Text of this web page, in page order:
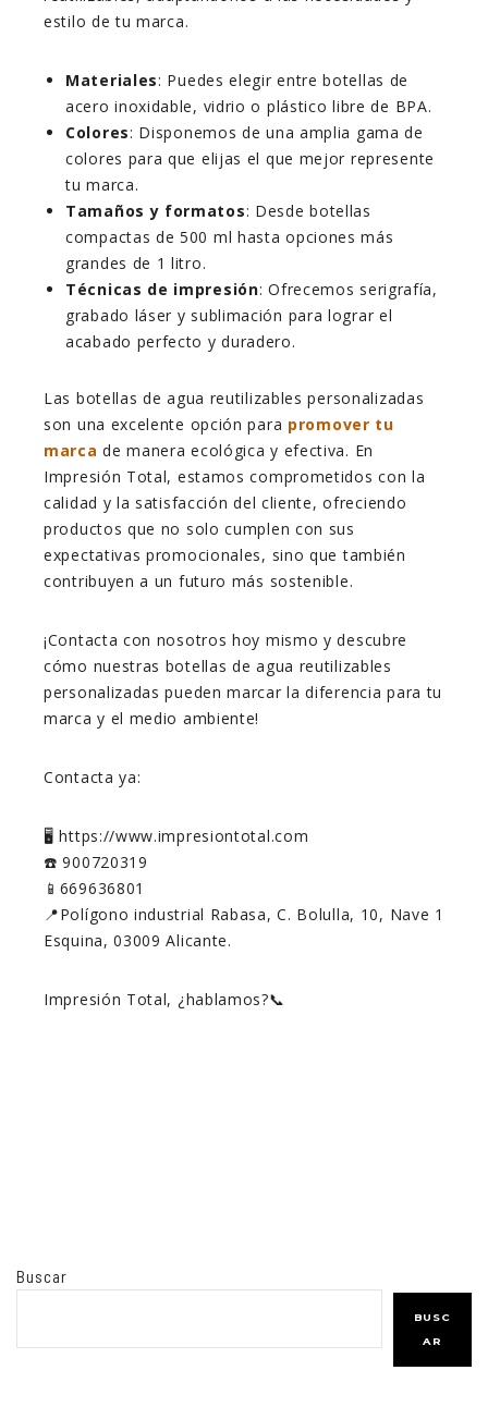
estilo de tu marca.
Materiales: Puedes elegir entre botellas de
acero inoxidable, vidrio o plástico libre de BPA.
Colores: Disponemos de una amplia gama de
colores para que elijas el que mejor represente
tu marca.
Tamaños y formatos: Desde botellas
compactas de 500 ml hasta opciones más
grandes de 1 litro.
Técnicas de impresión: Ofrecemos serigrafía,
grabado láser y sublimación para lograr el
acabado perfecto y duradero.
Las botellas de agua reutilizables personalizadas
son una excelente opción para promover tu
marca de manera ecológica y efectiva. En
Impresión Total, estamos comprometidos con la
calidad y la satisfacción del cliente, ofreciendo
productos que no solo cumplen con sus
expectativas promocionales, sino que también
contribuyen a un futuro más sostenible.
¡Contacta con nosotros hoy mismo y descubre
cómo nuestras botellas de agua reutilizables
personalizadas pueden marcar la diferencia para tu
marca y el medio ambiente!
Contacta ya:
🖥️ https://www.impresiontotal.com
☎️ 900720319
📱669636801
📍Polígono industrial Rabasa, C. Bolulla, 10, Nave 1
Esquina, 03009 Alicante.
Impresión Total, ¿hablamos?📞
Buscar
BUSC
AR